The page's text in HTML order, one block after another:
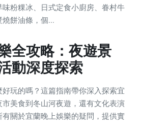
粉粿冰、日式定食小廚房、眷村牛
餅油條，個...
全攻略：夜遊景
動深度探索
玩的嗎？這篇指南帶你深入探索宜
美食到冬山河夜遊，還有文化表演
關於宜蘭晚上娛樂的疑問，提供實